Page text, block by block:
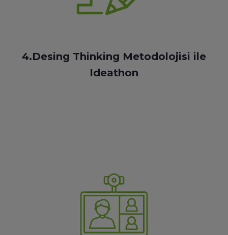
4.Desing Thinking Metodolojisi ile
Ideathon